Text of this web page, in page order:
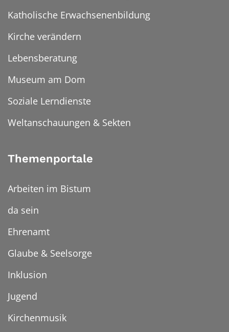
Katholische Erwachsenenbildung
Kirche verändern
Lebensberatung
Museum am Dom
Soziale Lerndienste
Weltanschauungen & Sekten
Themenportale
Arbeiten im Bistum
da sein
Ehrenamt
Glaube & Seelsorge
Inklusion
Jugend
Kirchenmusik